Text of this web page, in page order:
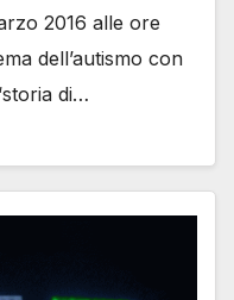
2016 alle ore
dell’autismo con
di…